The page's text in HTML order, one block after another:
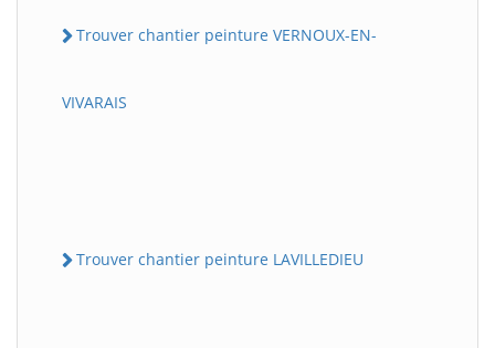
Trouver chantier peinture VERNOUX-EN-
VIVARAIS
Trouver chantier peinture LAVILLEDIEU